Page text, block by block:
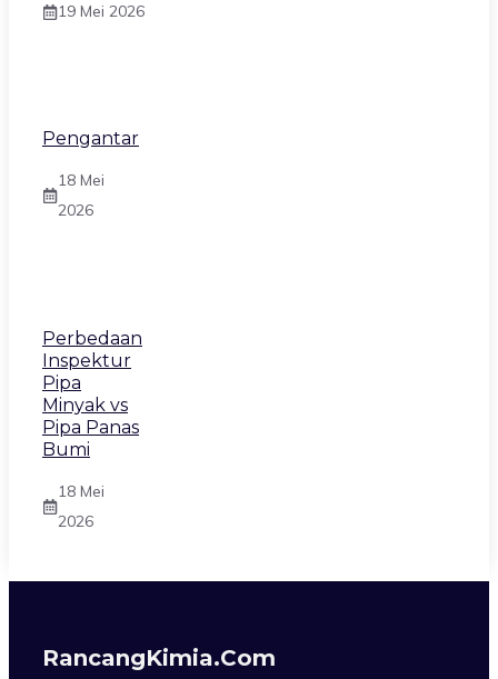
19 Mei 2026
Pengantar
18 Mei
2026
Perbedaan
Inspektur
Pipa
Minyak vs
Pipa Panas
Bumi
18 Mei
2026
RancangKimia.com